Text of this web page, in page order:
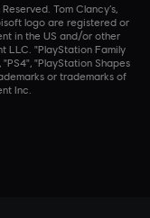
Tom Clancy’s,
logo are registered or
in the US and/or other
LLC. "PlayStation Family
"PlayStation Shapes
or trademarks of
Inc.